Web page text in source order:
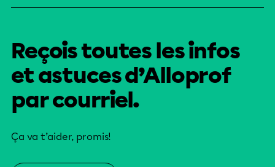
Reçois toutes les infos
et astuces d’Alloprof
par courriel.
Ça va t’aider, promis!